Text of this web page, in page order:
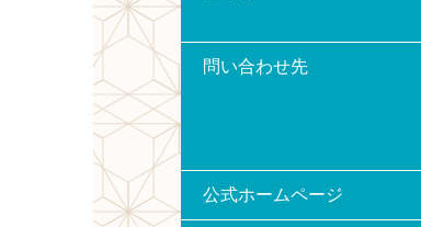
問い合わせ先
公式ホームページ